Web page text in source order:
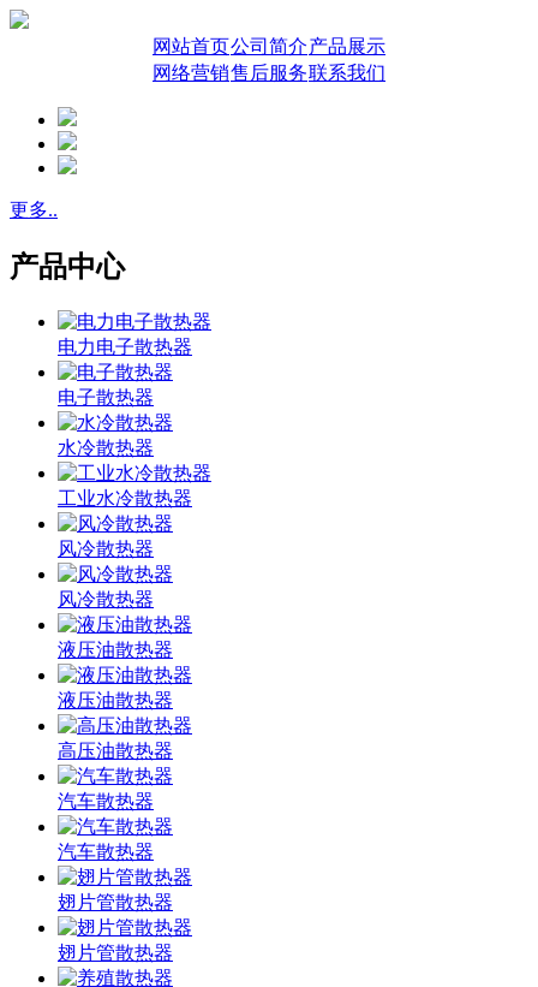
网站首页公司简介产品展示
网络营销售后服务联系我们
更多..
产品中心
电力电子散热器
电子散热器
水冷散热器
工业水冷散热器
风冷散热器
风冷散热器
液压油散热器
液压油散热器
高压油散热器
汽车散热器
汽车散热器
翅片管散热器
翅片管散热器